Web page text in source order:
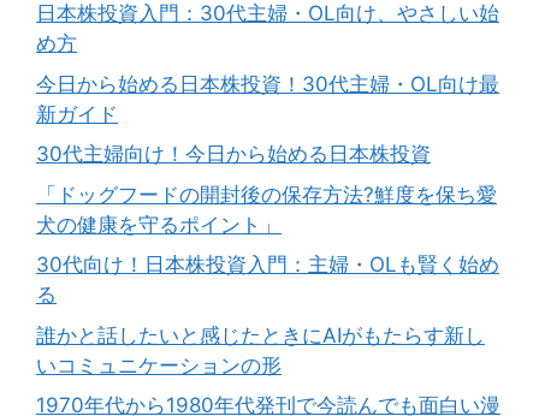
日本株投資入門：30代主婦・OL向け、やさしい始
め方
今日から始める日本株投資！30代主婦・OL向け最
新ガイド
30代主婦向け！今日から始める日本株投資
「ドッグフードの開封後の保存方法?鮮度を保ち愛
犬の健康を守るポイント」
30代向け！日本株投資入門：主婦・OLも賢く始め
る
誰かと話したいと感じたときにAIがもたらす新し
いコミュニケーションの形
1970年代から1980年代発刊で今読んでも面白い漫